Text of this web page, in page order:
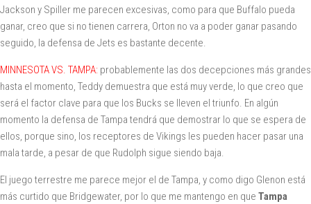
Jackson y Spiller me parecen excesivas, como para que Buffalo pueda
ganar, creo que si no tienen carrera, Orton no va a poder ganar pasando
seguido, la defensa de Jets es bastante decente.
MINNESOTA VS. TAMPA: probablemente las dos decepciones más grandes
hasta el momento, Teddy demuestra que está muy verde, lo que creo que
será el factor clave para que los Bucks se lleven el triunfo. En algún
momento la defensa de Tampa tendrá que demostrar lo que se espera de
ellos, porque sino, los receptores de Vikings les pueden hacer pasar una
mala tarde, a pesar de que Rudolph sigue siendo baja.
El juego terrestre me parece mejor el de Tampa, y como digo Glenon está
más curtido que Bridgewater, por lo que me mantengo en que Tampa